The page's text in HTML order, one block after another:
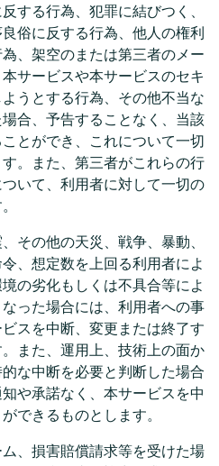
する行為、犯罪に結びつく、
俗に反する行為、他人の権利
、架空のまたは第三者のメー
サービスや本サービスのセキ
うとする行為、その他不当な
合、予告することなく、当該
とができ、これについて一切
。また、第三者がこれらの行
いて、利用者に対して一切の
その他の天災、戦争、暴動、
、想定数を上回る利用者によ
の劣化もしくは不具合等によ
った場合には、利用者への事
スを中断、変更または終了す
また、運用上、技術上の面か
な中断を必要と判断した場合
や承諾なく、本サービスを中
できるものとします。
、損害賠償請求等を受けた場